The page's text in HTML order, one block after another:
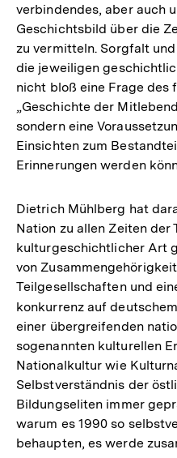
verbindendes, aber auch
Geschichtsbild über die
zu vermitteln. Sorgfalt
die jeweiligen
nicht bloß eine Frage des
„Geschichte der
sondern eine
Einsichten zum
Erinnerungen werden
Dietrich Mühlberg hat
Nation zu allen Zeiten der
kulturgeschichtlicher Art
von
Teilgesellschaften und
konkurrenz auf
einer übergreifenden
sogenannten kulturellen
Nationalkultur wie
Selbstverständnis der
Bildungseliten immer
warum es 1990 so
behaupten, es werde